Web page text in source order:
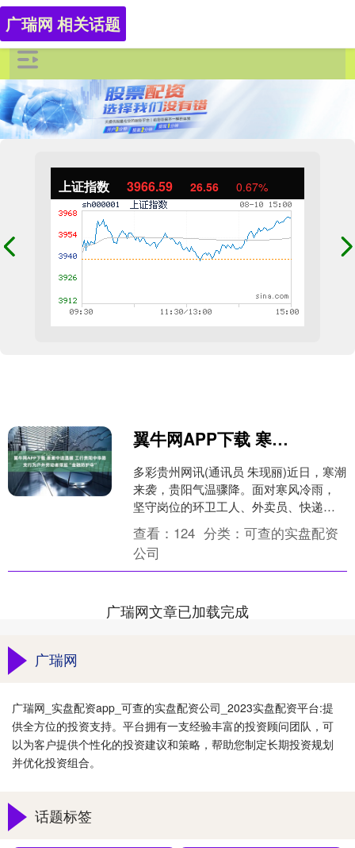
上证指数 3966.59 26.56 0.67%
广瑞网 相关话题
翼牛网APP下载 寒潮中送温暖 工行贵阳中华路支行为户外劳动者撑起“金融防护伞”
多彩贵州网讯(通讯员 朱现丽)近日，寒潮
来袭，贵阳气温骤降。面对寒风冷雨，
坚守岗位的环卫工人、外卖员、快递员
等户外劳动者迎来严峻考验。工行贵阳
中华路支行迅速行动....
查看： 124 分类：可查的实盘配资
公司
广瑞网文章已加载完成
广瑞网
广瑞网_实盘配资app_可查的实盘配资公司_2023实盘配资平台:提
供全方位的投资支持。平台拥有一支经验丰富的投资顾问团队，可
以为客户提供个性化的投资建议和策略，帮助您制定长期投资规划
并优化投资组合。
话题标签